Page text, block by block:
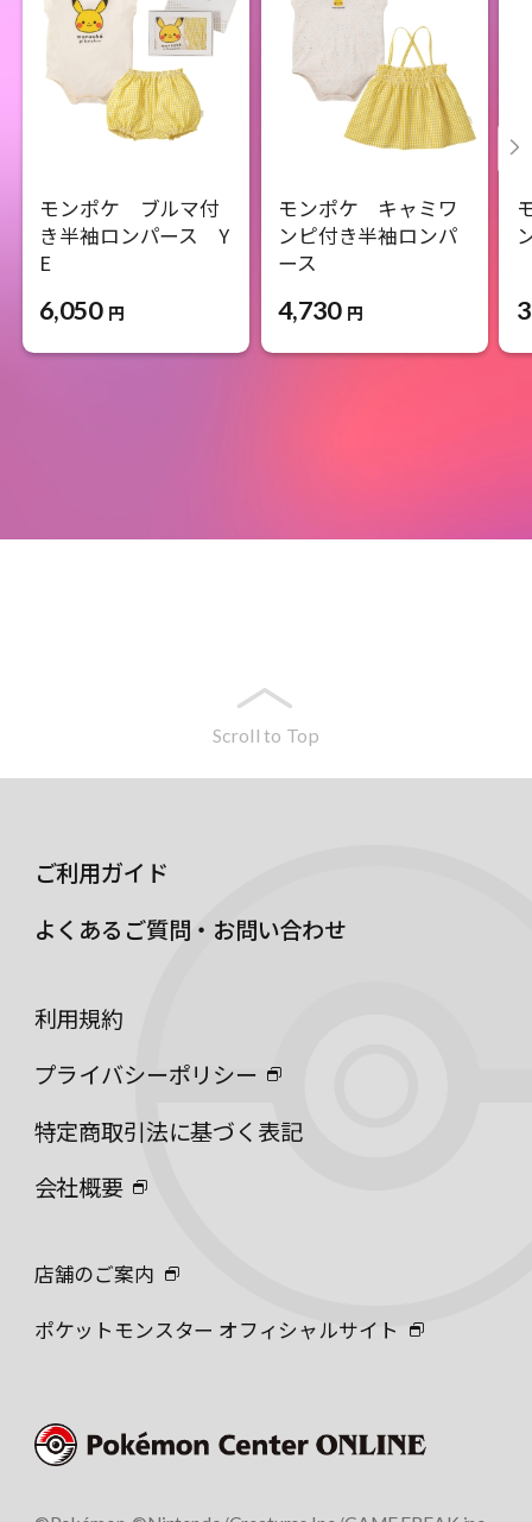
モンポケ ブルマ付
き半袖ロンパース Y
E
6,050 円
モンポケ キャミワ
ンピ付き半袖ロンパ
ース
4,730 円
Scroll to Top
ご利用ガイド
よくあるご質問・お問い合わせ
利用規約
プライバシーポリシー
特定商取引法に基づく表記
会社概要
店舗のご案内
ポケットモンスター オフィシャルサイト